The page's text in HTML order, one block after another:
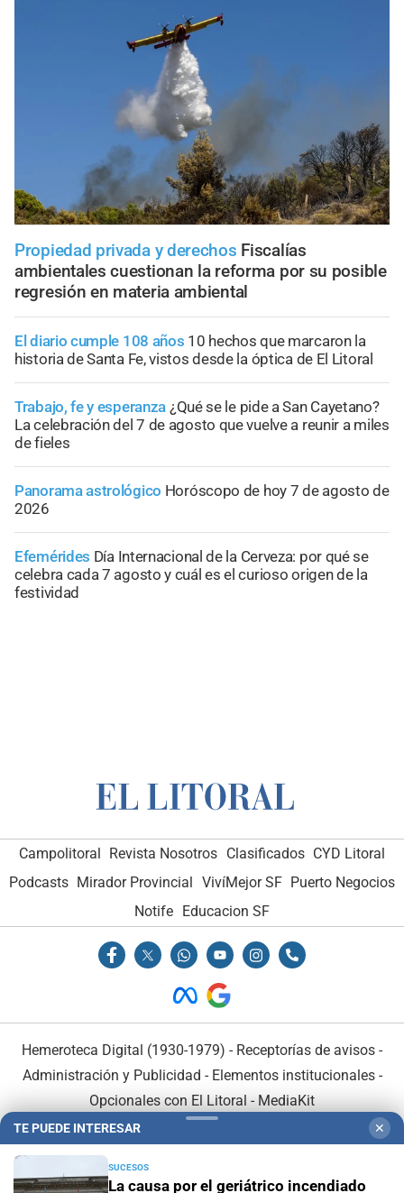
Propiedad privada y derechos Fiscalías
ambientales cuestionan la reforma por su posible
regresión en materia ambiental
El diario cumple 108 años 10 hechos que marcaron la
historia de Santa Fe, vistos desde la óptica de El Litoral
Trabajo, fe y esperanza ¿Qué se le pide a San Cayetano?
La celebración del 7 de agosto que vuelve a reunir a miles
de fieles
Panorama astrológico Horóscopo de hoy 7 de agosto de
2026
Efemérides Día Internacional de la Cerveza: por qué se
celebra cada 7 agosto y cuál es el curioso origen de la
festividad
Campolitoral Revista Nosotros Clasificados CYD Litoral
Podcasts Mirador Provincial VivíMejor SF Puerto Negocios
Notife Educacion SF
Hemeroteca Digital (1930-1979) - Receptorías de avisos -
Administración y Publicidad - Elementos institucionales-
Opcionales con El Litoral - MediaKit
TE PUEDE INTERESAR ✕
SUCESOS
La causa por el geriátrico incendiado